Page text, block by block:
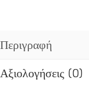
Περιγραφή
Αξιολογήσεις (0)